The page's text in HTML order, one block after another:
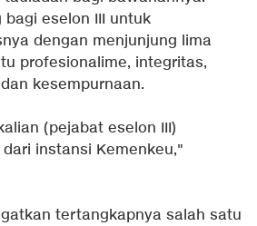
eselon III untuk
dengan menjunjung lima
profesionalime, integritas,
kesempurnaan.
(pejabat eselon III)
instansi Kemenkeu,"
tertangkapnya salah satu